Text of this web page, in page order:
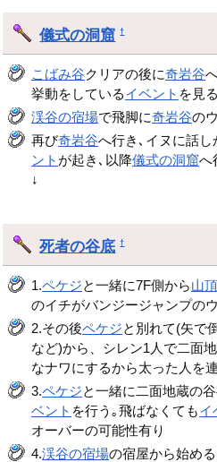
儀式の洞窟 †
こばみ谷クリアの後に奇岩谷
挙動をしているイベント を見
渓谷の宿場で飛脚に奇岩谷の
再び奇岩谷へ行き､イヌに話し
ント が起き､以降儀式の洞窟へ
↓
死者の谷底 †
1.ペケジと一緒に7F側から山
のイチがバンジージャンプの
2.その後ペケジと別れて(矢で
など)から、シレン1人で二面
なナワにするから太った人を
3.ペケジと一緒に二面地蔵の
ベント を行う｡飛ばなくてもイ
オーバーの可能性有り
4.渓谷の宿場の宿屋から始め